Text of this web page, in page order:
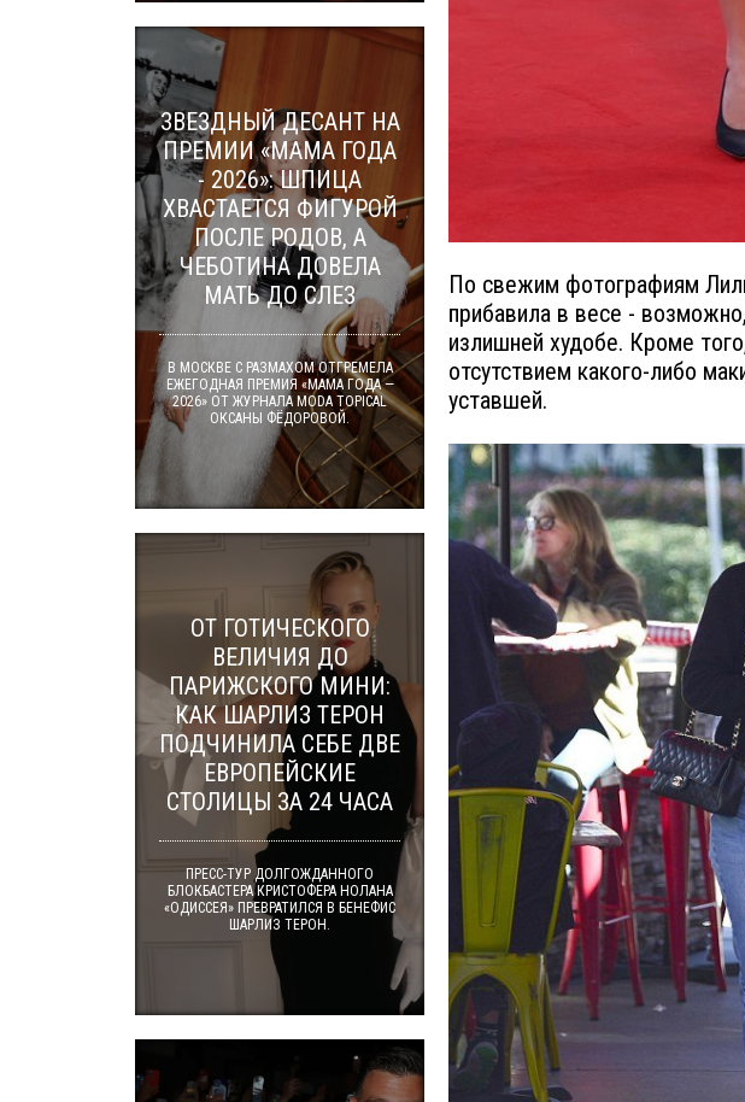
По свежим фотографиям
прибавила в весе -
излишней худобе. Кроме
отсутствием какого-либо
уставшей.
ЗВЕЗДНЫЙ ДЕСАНТ НА
ПРЕМИИ «МАМА ГОДА
- 2026»: ШПИЦА
ХВАСТАЕТСЯ ФИГУРОЙ
ПОСЛЕ РОДОВ, А
ЧЕБОТИНА ДОВЕЛА
МАТЬ ДО СЛЕЗ
В МОСКВЕ С РАЗМАХОМ ОТГРЕМЕЛА
ЕЖЕГОДНАЯ ПРЕМИЯ «МАМА ГОДА —
2026» ОТ ЖУРНАЛА MODA TOPICAL
ОКСАНЫ ФЁДОРОВОЙ.
ОТ ГОТИЧЕСКОГО
ВЕЛИЧИЯ ДО
ПАРИЖСКОГО МИНИ:
КАК ШАРЛИЗ ТЕРОН
ПОДЧИНИЛА СЕБЕ ДВЕ
ЕВРОПЕЙСКИЕ
СТОЛИЦЫ ЗА 24 ЧАСА
ПРЕСС-ТУР ДОЛГОЖДАННОГО
БЛОКБАСТЕРА КРИСТОФЕРА НОЛАНА
«ОДИССЕЯ» ПРЕВРАТИЛСЯ В БЕНЕФИС
ШАРЛИЗ ТЕРОН.